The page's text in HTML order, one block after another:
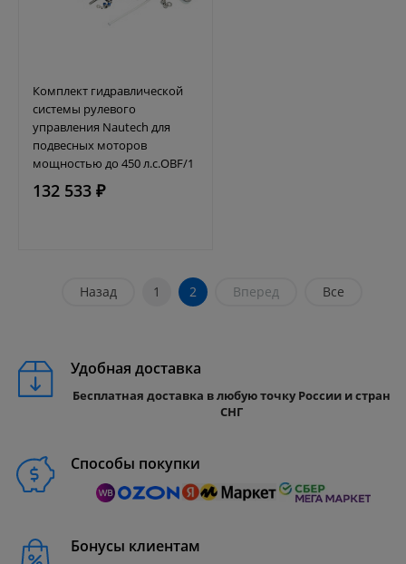
Комплект гидравлической
системы рулевого
управления Nautech для
подвесных моторов
мощностью до 450 л.с.OBF/1
132 533 ₽
Назад 1 2 Вперед Все
Удобная доставка
Бесплатная доставка в любую точку России и стран
СНГ
Способы покупки
Бонусы клиентам